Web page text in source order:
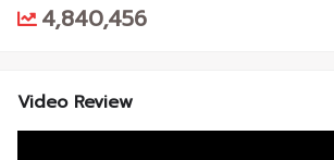
4,840,456
Video Review